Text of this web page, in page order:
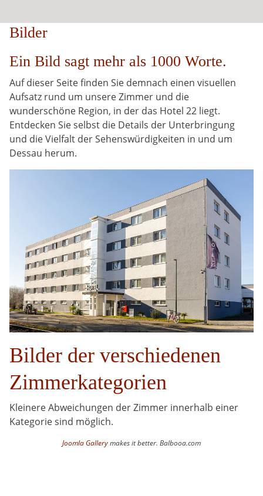
Bilder
Ein Bild sagt mehr als 1000 Worte.
Auf dieser Seite finden Sie demnach einen visuellen
Aufsatz rund um unsere Zimmer und die
wunderschöne Region, in der das Hotel 22 liegt.
Entdecken Sie selbst die Details der Unterbringung
und die Vielfalt der Sehenswürdigkeiten in und um
Dessau herum.
Bilder der verschiedenen
Zimmerkategorien
Kleinere Abweichungen der Zimmer innerhalb einer
Kategorie sind möglich.
Joomla Gallerymakes it better. Balbooa.com